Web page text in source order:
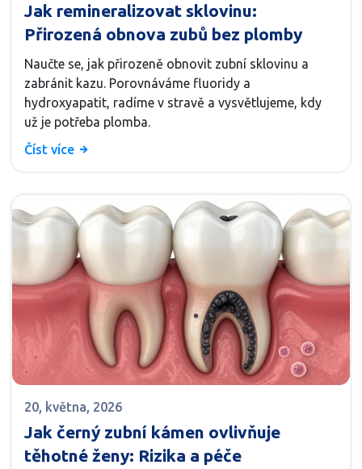
Jak remineralizovat sklovinu:
Přirozená obnova zubů bez plomby
Naučte se, jak přirozeně obnovit zubní sklovinu a
zabránit kazu. Porovnáváme fluoridy a
hydroxyapatit, radíme v stravě a vysvětlujeme, kdy
už je potřeba plomba.
Číst více
20, května, 2026
Jak černý zubní kámen ovlivňuje
těhotné ženy: Rizika a péče